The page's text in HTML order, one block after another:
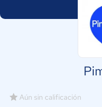
Aún sin calificación